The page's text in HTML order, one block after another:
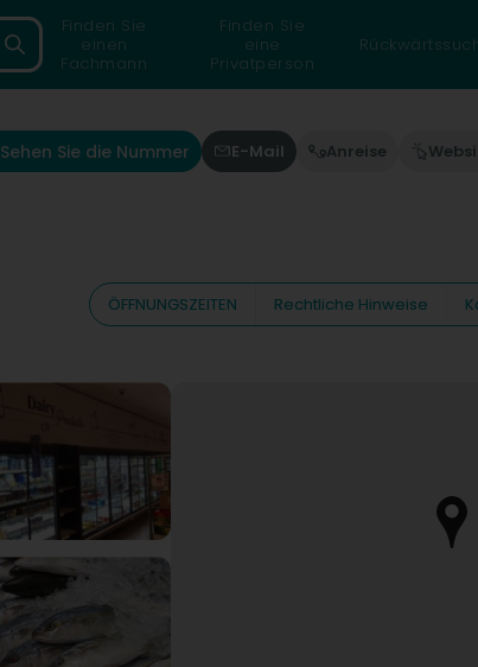
Finden Sie
einen
Fachmann
Finden Sie
eine
Privatperson
Sehen Sie die Nummer E-Mail Anreise
ÖFFNUNGSZEITEN Rechtliche Hinweise